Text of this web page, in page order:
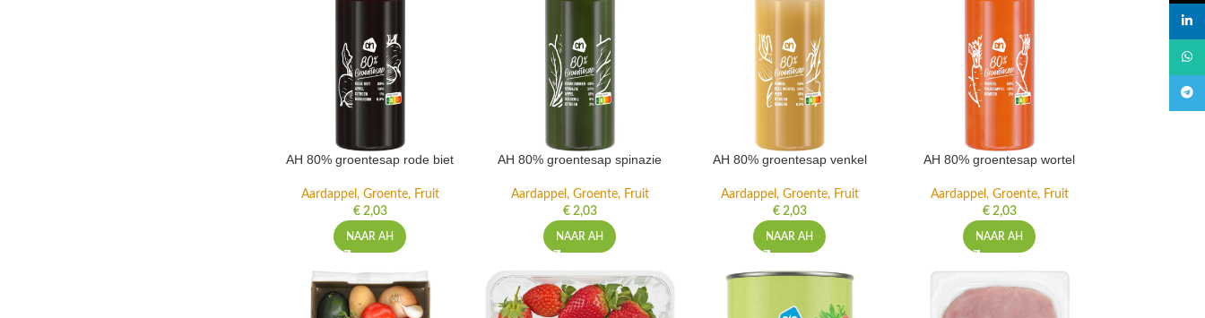
AH 80% groentesap rode biet
Aardappel, Groente, Fruit
€2,03
NAAR AH
AH 80% groentesap spinazie
Aardappel, Groente, Fruit
€2,03
NAAR AH
AH 80% groentesap venkel
Aardappel, Groente, Fruit
€2,03
NAAR AH
AH 80% groentesap wortel
Aardappel, Groente, Fruit
€2,03
NAAR AH